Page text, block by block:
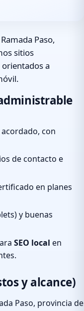
Paso,
sitios
orientados a
con
de contacto e
en planes
y buenas
SEO local en
y alcance)
Paso, provincia de